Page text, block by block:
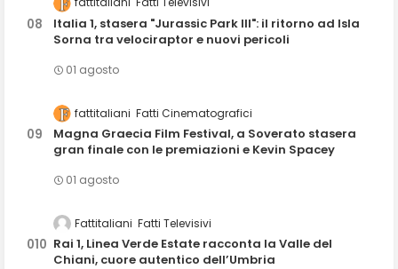
Italia 1, stasera "Jurassic Park III": il ritorno ad Isla
Sorna tra velociraptor e nuovi pericoli
01 agosto
fattitaliani Fatti Cinematografici
Magna Graecia Film Festival, a Soverato stasera
gran finale con le premiazioni e Kevin Spacey
01 agosto
Fattitaliani Fatti Televisivi
Rai 1, Linea Verde Estate racconta la Valle del
Chiani, cuore autentico dell’Umbria